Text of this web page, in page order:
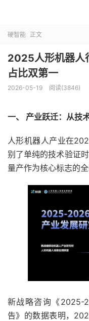
硬智能 正文
2025人形机器人
占比双第一
2026-05-19 阅读(3846)
一、 产业跃迁：从技
人形机器人产业在
别了单纯的技术验证
量产作为核心标志的全
新战略咨询《2025-
告》的数据表明，